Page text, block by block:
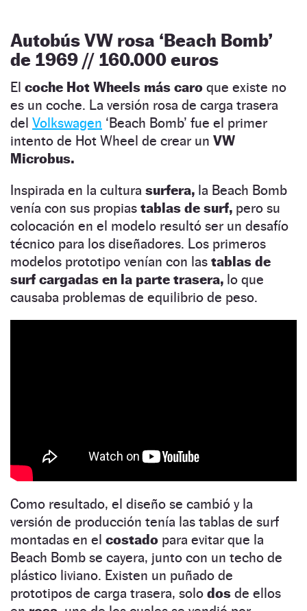
Autobús VW rosa ‘Beach Bomb’
de 1969 // 160.000 euros
El coche Hot Wheels más caro que existe no
es un coche. La versión rosa de carga trasera
del Volkswagen ‘Beach Bomb’ fue el primer
intento de Hot Wheel de crear un VW
Microbus.
Inspirada en la cultura surfera, la Beach Bomb
venía con sus propias tablas de surf, pero su
colocación en el modelo resultó ser un desafío
técnico para los diseñadores. Los primeros
modelos prototipo venían con las tablas de
surf cargadas en la parte trasera, lo que
causaba problemas de equilibrio de peso.
Como resultado, el diseño se cambió y la
versión de producción tenía las tablas de surf
montadas en el costado para evitar que la
Beach Bomb se cayera, junto con un techo de
plástico liviano. Existen un puñado de
prototipos de carga trasera, solo dos de ellos